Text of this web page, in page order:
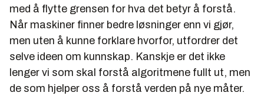
med å flytte grensen for hva det betyr å forstå.
Når maskiner finner bedre løsninger enn vi gjør,
men uten å kunne forklare hvorfor, utfordrer det
selve ideen om kunnskap. Kanskje er det ikke
lenger vi som skal forstå algoritmene fullt ut, men
de som hjelper oss å forstå verden på nye måter.